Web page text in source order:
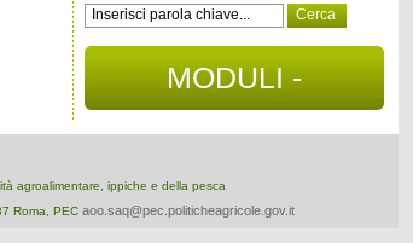
MODULI -
DOCUMENTI
agroalimentare, ippiche e della pesca
Roma, PEC aoo.saq@pec.politicheagricole.gov.it